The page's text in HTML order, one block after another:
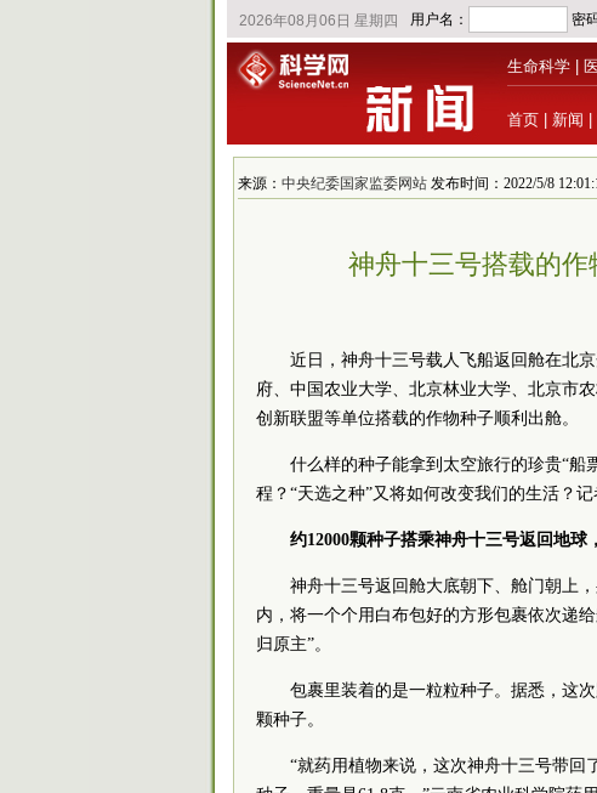
生命科学
首页 新闻
来源： 中央纪委国家监委网站 发布时间：2022/5/8
神舟十三号搭载的
近日，神舟十三号载人飞船返回舱在北
府、中国农业大学、北京林业大学、北京市
创新联盟等单位搭载的作物种子顺利出舱。
什么样的种子能拿到太空旅行的珍贵“船
程？“天选之种”又将如何改变我们的生活？
约12000颗种子搭乘神舟十三号返回地
神舟十三号返回舱大底朝下、舱门朝上
内，将一个个用白布包好的方形包裹依次递
归原主”。
包裹里装着的是一粒粒种子。据悉，这
颗种子。
“就药用植物来说，这次神舟十三号带回